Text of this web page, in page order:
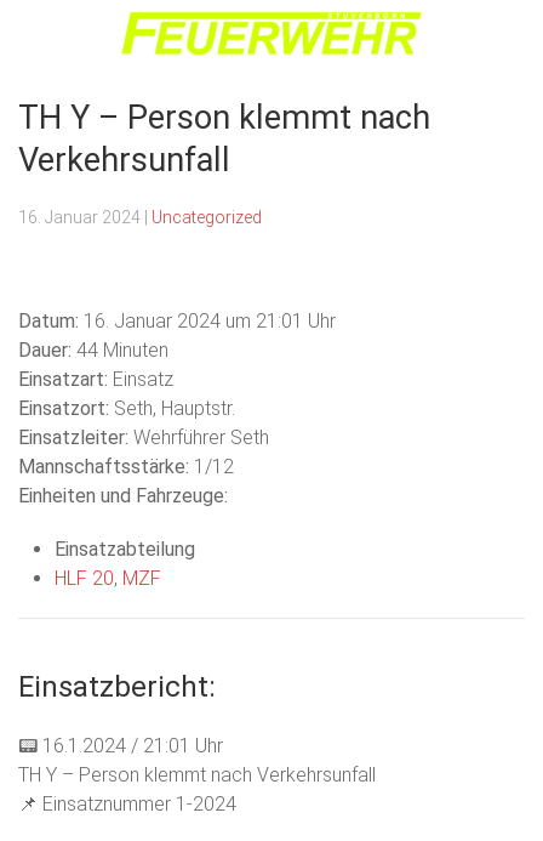
:. Freiwillige Feuerwehr
Stuvenborn .:
TH Y – Person klemmt nach
Verkehrsunfall
16. Januar 2024 Uncategorized
Datum: 16. Januar 2024 um 21:01 Uhr
Dauer: 44 Minuten
Einsatzart: Einsatz
Einsatzort: Seth, Hauptstr.
Einsatzleiter: Wehrführer Seth
Mannschaftsstärke: 1/12
Einheiten und Fahrzeuge:
Einsatzabteilung
HLF 20, MZF
Einsatzbericht:
📟 16.1.2024 / 21:01 Uhr
TH Y – Person klemmt nach Verkehrsunfall
📌 Einsatznummer 1-2024